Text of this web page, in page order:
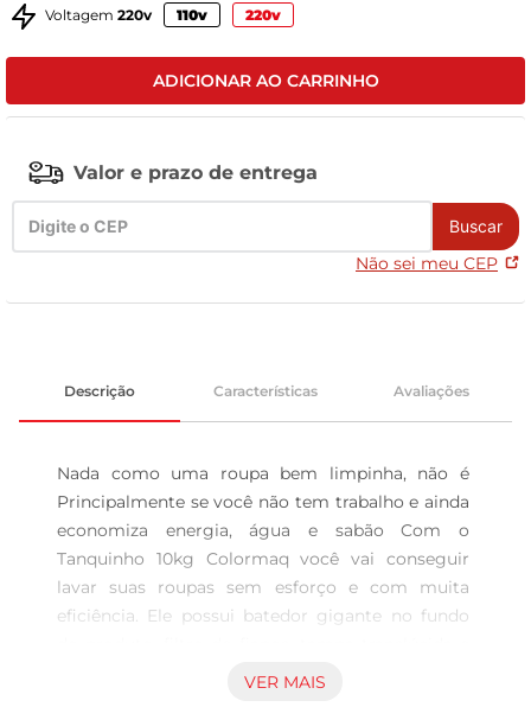
Voltagem 220v 110v 220v
ADICIONAR AO CARRINHO
Valor e prazo de entrega
Buscar
Não sei meu CEP
Descrição Características Avaliações
Nada como uma roupa bem limpinha, não é
Principalmente se você não tem trabalho e ainda
economiza energia, água e sabão Com o
Tanquinho 10kg Colormaq você vai conseguir
lavar suas roupas sem esforço e com muita
eficiência. Ele possui batedor gigante no fundo
quatro programas de lavagem, intervalos para
VER MAIS
tv